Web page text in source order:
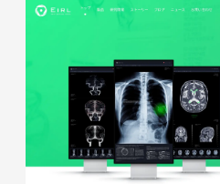
シンプルデザイン
クール・モダン
ナチュラル・温もり系
和風・ジャパニーズ
雑誌風・エディトリアル
イラスト
ミニマルデザイン
タイポグラフィ重視
グラデーション
高級感・ラグジュアリー
グリッドデザイン
フラットデザイン
モーション・アニメーション
テクスチャ・素材感
シングルページ
カラフル・多色
シルバー・銀色
ゴールド・金色
パープル・紫色
ブラウン・茶色
グリーン・緑色
ブルー・青色
イエロー・黄色
オレンジ・橙色
レッド・赤色
ピンク・桃色
グレー・灰色
ブラック・黒色
ホワイト・白色
ライトブルー・水色
ネイビー・紺色
Service
業種・職種から探す
ファッション・トレンド
デザイン・ブランディング
働き方・組織文化・価値観
生活・趣味
NPO・自治体・行政
銀行・金融・フィンテック
健康・フィットネス
車・バイク・乗り物
建築・不動産・空間デザイン
転職・求人
文化・伝統・アート
クリエイティブ・マーケティング
ペット・動物
美容・エステ
教育・子育て・スクール
レストラン・飲食・ウェディング
旅行・観光・ホテル・旅館
医療・介護・ヘルスケア
音楽・映像・エンタメ
IT・ツール・アプリ
農業・畜産・食品
製造・素材・化学
コンサルティング・投資
土木・建設・インフラ整備
デジタルマーケティング・広告
化粧品・美容製品
人材紹介・派遣
法律・会計・士業
製薬・バイオテクノロジー